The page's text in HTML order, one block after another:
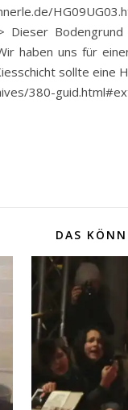
Dieser
haben uns für
sollte eine
380-
DAS